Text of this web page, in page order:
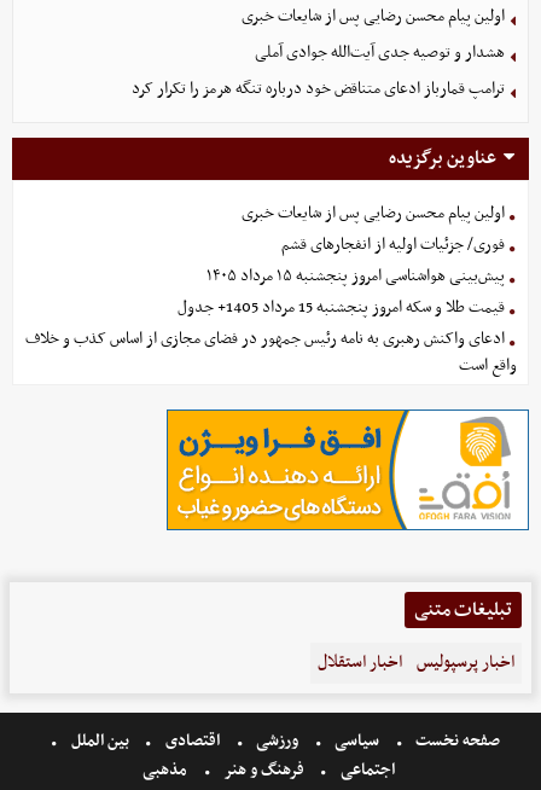
اولین پیام محسن رضایی پس از شایعات خبری
هشدار و توصیه جدی آیت‌الله جوادی آملی
ترامپ قمارباز ادعای متناقض خود درباره تنگه هرمز را تکرار کرد
عناوین برگزیده
اولین پیام محسن رضایی پس از شایعات خبری
فوری/ جزئیات اولیه از انفجارهای قشم
پیش‌بینی هواشناسی امروز پنجشنبه ۱۵ مرداد ۱۴۰۵
قیمت طلا و سکه امروز پنجشنبه 15 مرداد 1405+ جدول
ادعای واکنش رهبری به نامه رئیس جمهور در فضای مجازی از اساس کذب و خلاف
واقع است
تبلیغات متنی
اخبار پرسپولیس اخبار استقلال
صفحه نخست سیاسی ورزشی اقتصادی
بین الملل
اجتماعی
فرهنگ و هنر مذهبی